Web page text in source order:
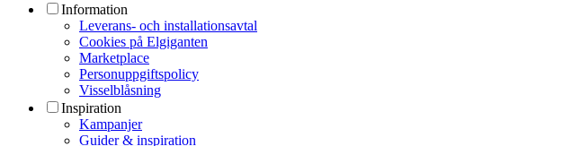
Information
Leverans- och installationsavtal
Cookies på Elgiganten
Marketplace
Personuppgiftspolicy
Visselblåsning
Inspiration
Kampanjer
Guider & inspiration